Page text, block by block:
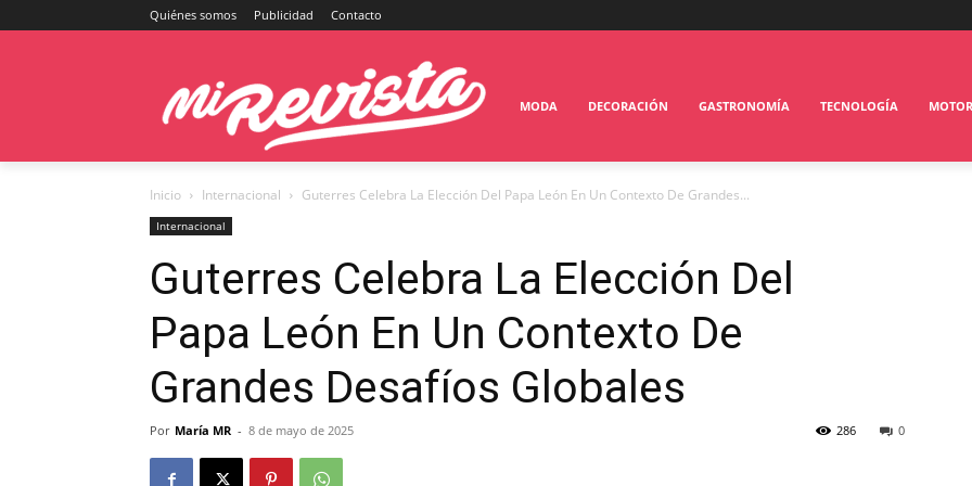
Quiénes somos Publicidad Contacto
MODA DECORACIÓN GASTRONOMÍA TECNOLOGÍA MOTOR
Inicio Internacional Guterres Celebra La Elección Del Papa León En Un Contexto De Grandes...
Internacional
Guterres Celebra La Elección Del
Papa León En Un Contexto De
Grandes Desafíos Globales
Por María MR - 8 de mayo de 2025 0
286